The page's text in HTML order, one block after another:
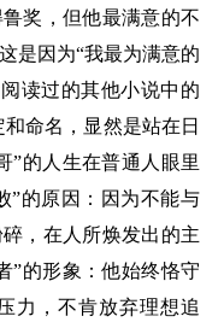
奖，但他最满意的不
是因为“我最为满意的
读过的其他小说中的
命名，显然是站在日
”的人生在普通人眼里
”的原因：因为不能与
，在人所焕发出的主
”的形象：他始终恪守
力，不肯放弃理想追